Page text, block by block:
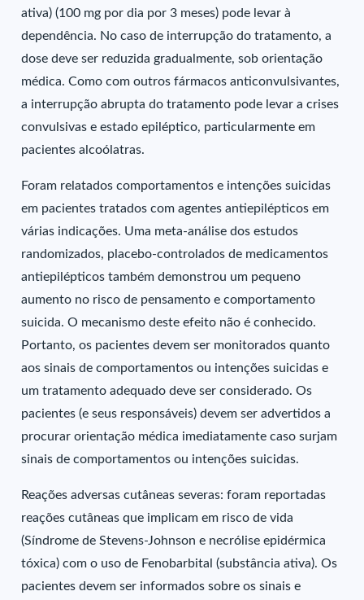
ativa) (100 mg por dia por 3 meses) pode levar à
dependência. No caso de interrupção do tratamento, a
dose deve ser reduzida gradualmente, sob orientação
médica. Como com outros fármacos anticonvulsivantes,
a interrupção abrupta do tratamento pode levar a crises
convulsivas e estado epiléptico, particularmente em
pacientes alcoólatras.
Foram relatados comportamentos e intenções suicidas
em pacientes tratados com agentes antiepilépticos em
várias indicações. Uma meta-análise dos estudos
randomizados, placebo-controlados de medicamentos
antiepilépticos também demonstrou um pequeno
aumento no risco de pensamento e comportamento
suicida. O mecanismo deste efeito não é conhecido.
Portanto, os pacientes devem ser monitorados quanto
aos sinais de comportamentos ou intenções suicidas e
um tratamento adequado deve ser considerado. Os
pacientes (e seus responsáveis) devem ser advertidos a
procurar orientação médica imediatamente caso surjam
sinais de comportamentos ou intenções suicidas.
Reações adversas cutâneas severas: foram reportadas
reações cutâneas que implicam em risco de vida
(Síndrome de Stevens-Johnson e necrólise epidérmica
tóxica) com o uso de Fenobarbital (substância ativa). Os
pacientes devem ser informados sobre os sinais e